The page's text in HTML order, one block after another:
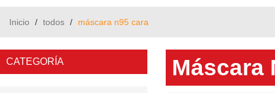
Inicio / todos / máscara n95 cara
CATEGORÍA Máscara